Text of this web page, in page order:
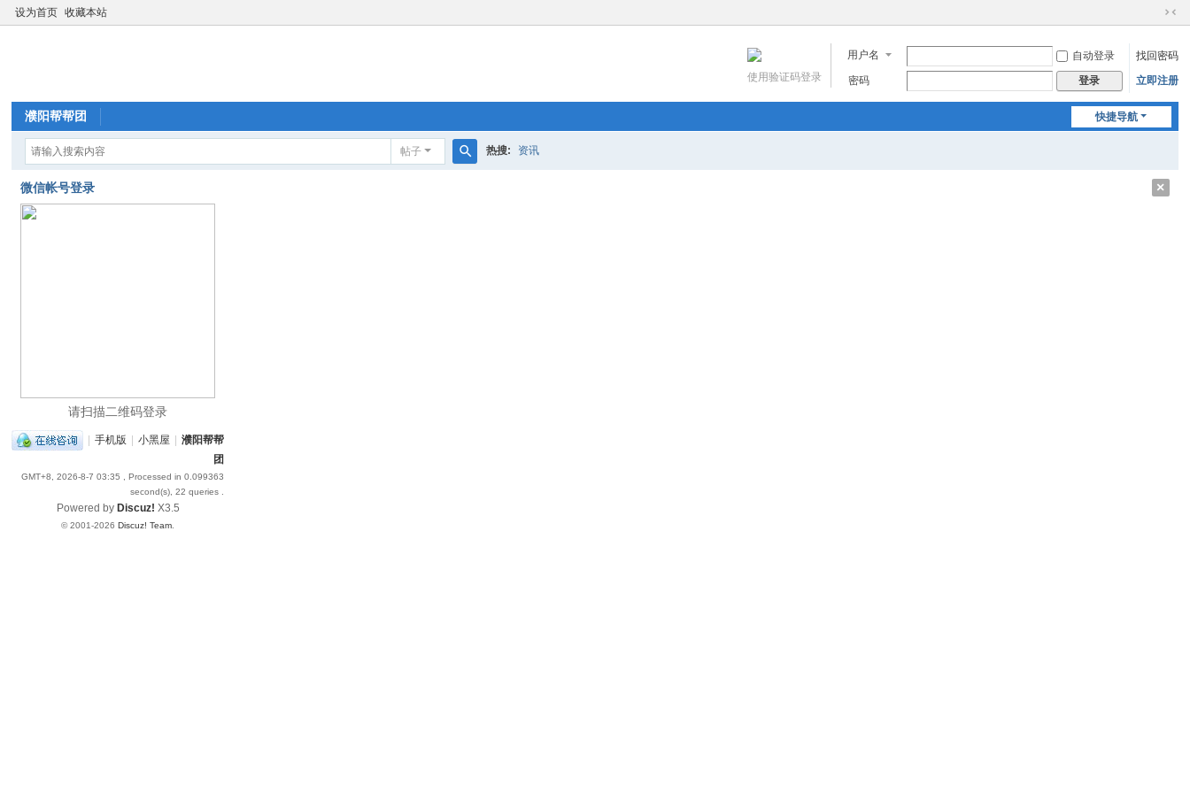
设为首页 收藏本站
切
到
窄
用户名 自动登录
找回密码
密码
登录 立即注册
使用验证码登录
快捷导航
濮阳帮帮团
帖子 热搜: 资讯
微信帐号登录
请扫描二维码登录
| 手机版 | 小黑屋 | 濮阳帮帮
团
GMT+8, 2026-8-7 03:35
, Processed in 0.099363
second(s), 22 queries .
Powered by Discuz! X3.5
© 2001-2026Discuz! Team